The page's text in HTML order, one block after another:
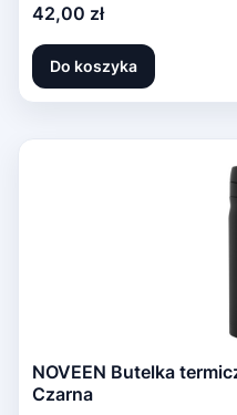
Cena
42,00 zł
Do koszyka
NOVEEN Butelka
Czarna